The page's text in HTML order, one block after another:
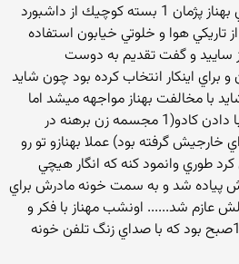
به محض بستن بستن چشاي بهناز پژمان 1 بسته كوچيك از داشبورد
تاريكي هوا و خلوتي خيابون استفاده
ساييد و گفت تقديم به دوست
و براي اينكار انتخاب كرده بود چون شايد
با مخالفت بهناز مواجهه ميشد اما
الان چون اينكار همزمان بود با دادن كادو(1 مجسمه زن برهنه در
گرفته بود) عملا بهنازو تو رو
طوري وانمود كنه كه انگار هيچي
پياده شد و به سمت خونه مادرش براي
عازم شد...... اونشب مهناز با فكر و
خيال كمتري خوابيد.طرفاي 10صبح بود كه با صداي زنگ تلفن خونه